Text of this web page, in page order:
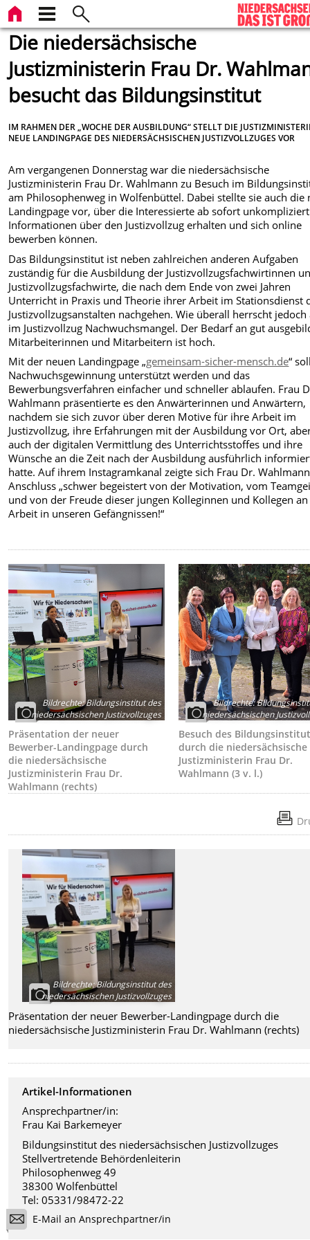
Die niedersächsische
Justizministerin Frau Dr.
besucht das Bildungsinstitut
IM RAHMEN DER „WOCHE DER AUSBILDUNG“ STELLT DIE
NEUE LANDINGPAGE DES NIEDERSÄCHSISCHEN JUSTIZVOLLZUGES VOR
Am vergangenen Donnerstag war die niedersächsische
Justizministerin Frau Dr. Wahlmann zu Besuch im
am Philosophenweg in Wolfenbüttel. Dabei stellte sie auch die
Landingpage vor, über die Interessierte ab sofort unkompliziert
Informationen über den Justizvollzug erhalten und sich online
bewerben können.
Das Bildungsinstitut ist neben zahlreichen anderen Aufgaben
zuständig für die Ausbildung der Justizvollzugsfachwirtinnen
Justizvollzugsfachwirte, die nach dem Ende von zwei Jahren
Unterricht in Praxis und Theorie ihrer Arbeit im Stationsdienst
Justizvollzugsanstalten nachgehen. Wie überall herrscht jedoch
im Justizvollzug Nachwuchsmangel. Der Bedarf an gut
Mitarbeiterinnen und Mitarbeitern ist hoch.
Mit der neuen Landingpage „gemeinsam-sicher-mensch.de“
Nachwuchsgewinnung unterstützt werden und das
Bewerbungsverfahren einfacher und schneller ablaufen. Frau
Wahlmann präsentierte es den Anwärterinnen und Anwärtern,
nachdem sie sich zuvor über deren Motive für ihre Arbeit im
Justizvollzug, ihre Erfahrungen mit der Ausbildung vor Ort,
auch der digitalen Vermittlung des Unterrichtsstoffes und ihre
Wünsche an die Zeit nach der Ausbildung ausführlich
hatte. Auf ihrem Instagramkanal zeigte sich Frau Dr.
Anschluss „schwer begeistert von der Motivation, vom
und von der Freude dieser jungen Kolleginnen und Kollegen
Arbeit in unseren Gefängnissen!“
Bildrechte:Bildungsinstitut des
niedersächsischen Justizvollzuges
Präsentation der neuer
Bewerber-Landingpage durch
die niedersächsische
Justizministerin Frau Dr.
Wahlmann (rechts)
Bildrechte:
niedersächsischen
Besuch des
durch die niedersächsische
Justizministerin Frau Dr.
Wahlmann (3 v. l.)
Bildrechte:Bildungsinstitut des
niedersächsischen Justizvollzuges
Präsentation der neuer Bewerber-Landingpage durch die
niedersächsische Justizministerin Frau Dr. Wahlmann (rechts)
Artikel-Informationen
Ansprechpartner/in:
Frau Kai Barkemeyer
Bildungsinstitut des niedersächsischen Justizvollzuges
Stellvertretende Behördenleiterin
Philosophenweg 49
38300 Wolfenbüttel
Tel: 05331/98472-22
E-Mail an Ansprechpartner/in